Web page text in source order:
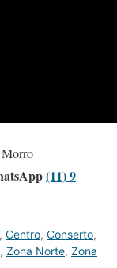
Morro
(11) 9
, Centro, Conserto,
, Zona Norte, Zona